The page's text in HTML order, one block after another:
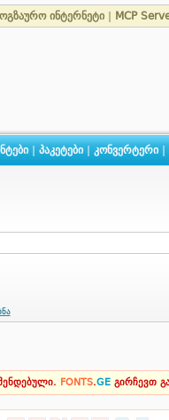
ინტერნეტი MCP
| პაკეტები| კონვერტერი|
FONTS.GE გირჩევთ